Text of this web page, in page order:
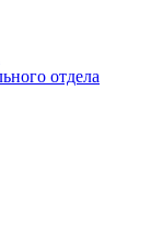
отдела